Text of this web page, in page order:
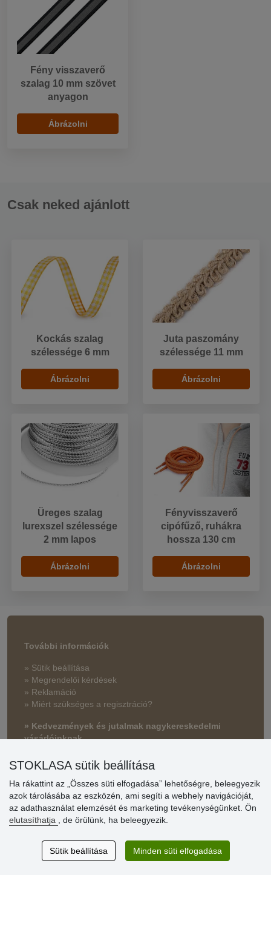
Fény visszaverő
szalag 10 mm szövet
anyagon
Ábrázolni
Csak neked ajánlott
Kockás szalag
szélessége 6 mm
Ábrázolni
Juta paszomány
szélessége 11 mm
Ábrázolni
Üreges szalag
lurexszel szélessége
2 mm lapos
Ábrázolni
Fényvisszaverő
cipófűző, ruhákra
hossza 130 cm
Ábrázolni
További információk
» Sütik beállítása
» Megrendelői kérdések
» Reklamáció
» Miért szükséges a regisztráció?
» Kedvezmények és jutalmak nagykereskedelmi
vásárlóinknak
» Súgó
Vásárlók
értékelése
Excellent service
Thank you.
STOKLASA sütik beállítása
Ha rákattint az „Összes süti elfogadása” lehetőségre, beleegyezik
azok tárolásába az eszközén, ami segíti a webhely navigációját,
az adathasználat elemzését és marketing tevékenységünket. Ön
elutasíthatja
, de örülünk, ha beleegyezik.
Sütik beállítása Minden süti elfogadása